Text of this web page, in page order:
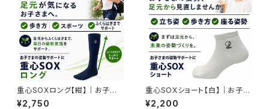
重心SOXロング【紺】｜お子さ
まのスポーツ・姿勢サポート
¥2,750
重心SOXショート【白】｜お子さ
まの姿勢サポート
¥2,200